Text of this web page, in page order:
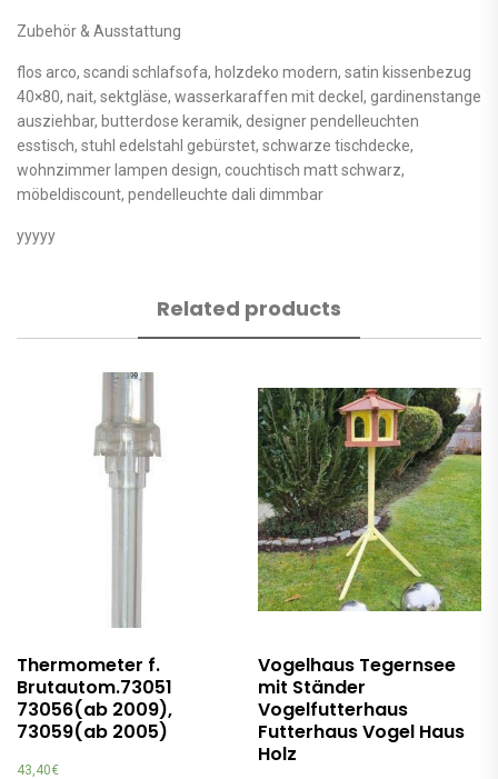
Zubehör & Ausstattung
flos arco, scandi schlafsofa, holzdeko modern, satin kissenbezug
40×80, nait, sektgläse, wasserkaraffen mit deckel, gardinenstange
ausziehbar, butterdose keramik, designer pendelleuchten
esstisch, stuhl edelstahl gebürstet, schwarze tischdecke,
wohnzimmer lampen design, couchtisch matt schwarz,
möbeldiscount, pendelleuchte dali dimmbar
yyyyy
Related products
Thermometer f.
Brutautom.73051
73056(ab 2009),
73059(ab 2005)
43,40€
Vogelhaus Tegernsee
mit Ständer
Vogelfutterhaus
Futterhaus Vogel Haus
Holz